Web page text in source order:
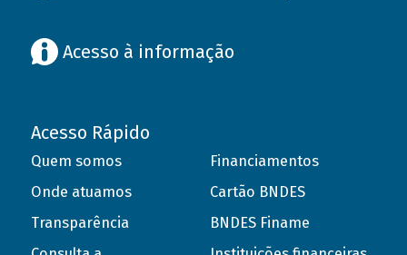
Acesso à informação
Acesso Rápido
Quem somos
Onde atuamos
Transparência
Financiamentos
Cartão BNDES
BNDES Finame